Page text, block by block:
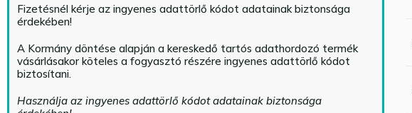
Fizetésnél kérje az ingyenes adattörlő kódot adatainak biztonsága
érdekében!
A Kormány döntése alapján a kereskedő tartós adathordozó termék
vásárlásakor köteles a fogyasztó részére ingyenes adattörlő kódot
biztosítani.
Használja az ingyenes adattörlő kódot adatainak biztonsága